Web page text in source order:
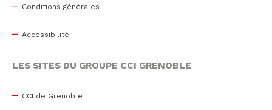
Conditions générales
Accessibilité
LES SITES DU GROUPE CCI GRENOBLE
CCI de Grenoble